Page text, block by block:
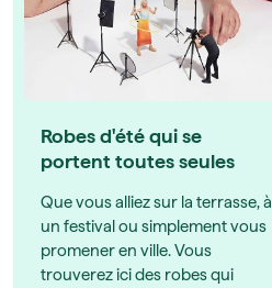
Robes d'été qui se
portent toutes seules
Que vous alliez sur la terrasse, à
un festival ou simplement vous
promener en ville. Vous
trouverez ici des robes qui